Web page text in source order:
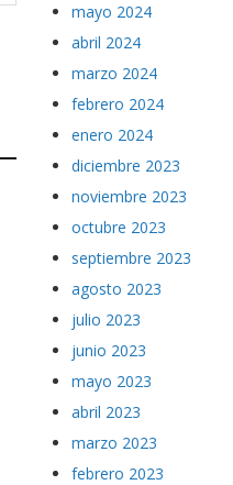
mayo 2024
abril 2024
marzo 2024
febrero 2024
enero 2024
diciembre 2023
noviembre 2023
octubre 2023
septiembre 2023
agosto 2023
julio 2023
junio 2023
mayo 2023
abril 2023
marzo 2023
febrero 2023